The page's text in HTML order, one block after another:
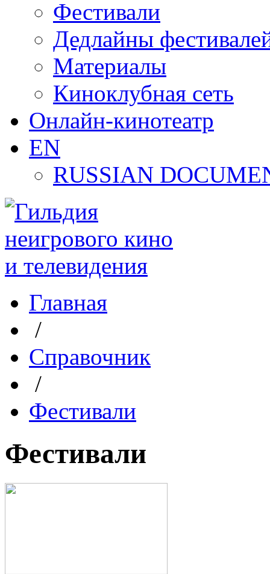
Фестивали
Дедлайны
Материалы
Киноклубная сеть
Онлайн-кинотеатр
EN
RUSSIAN
Главная
/
Справочник
/
Фестивали
Фестивали